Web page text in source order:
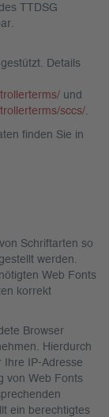
TTDSG
Details
und
sccs/
finden Sie in
Schriftarten so
werden.
Web Fonts
korrekt
Browser
Hierdurch
Ihre IP-Adresse
von Web Fonts
ein berechtigtes